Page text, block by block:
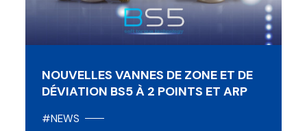
NOUVELLES VANNES DE ZONE ET DE
DÉVIATION BS5 À 2 POINTS ET ARP
#NEWS